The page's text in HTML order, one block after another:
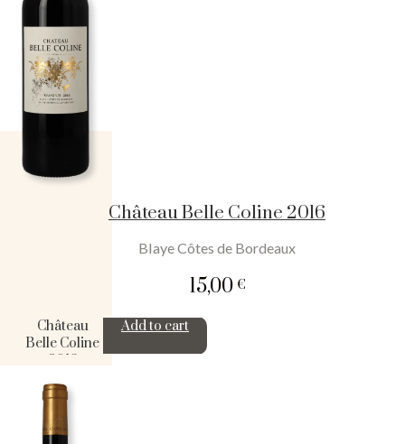
Château Belle Coline 2016
Blaye Côtes de Bordeaux
15,00€
Château
Belle Coline
2016
Add to cart